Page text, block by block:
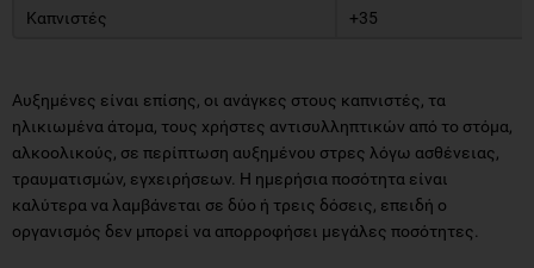
Καπνιστές +35
Αυξημένες είναι επίσης, οι ανάγκες στους καπνιστές, τα
ηλικιωμένα άτομα, τους χρήστες αντισυλληπτικών από το στόμα,
αλκοολικούς, σε περίπτωση αυξημένου στρες λόγω ασθένειας,
τραυματισμών, εγχειρήσεων. Η ημερήσια ποσότητα είναι
καλύτερα να λαμβάνεται σε δύο ή τρεις δόσεις, επειδή ο
οργανισμός δεν μπορεί να απορροφήσει μεγάλες ποσότητες.